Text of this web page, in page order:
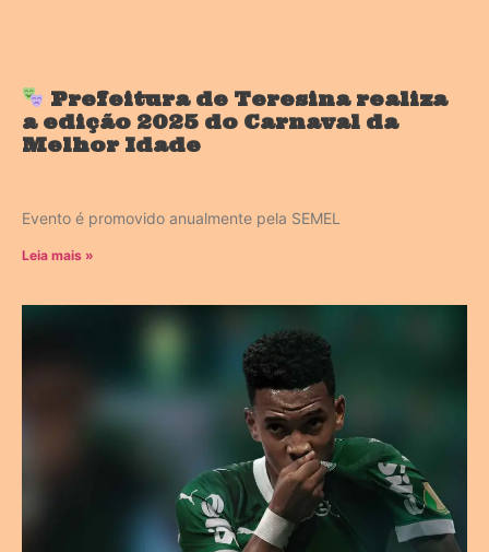
Prefeitura de Teresina realiza
a edição 2025 do Carnaval da
Melhor Idade
Evento é promovido anualmente pela SEMEL
Leia mais »